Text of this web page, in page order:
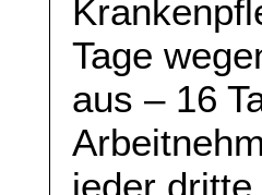
Tage
aus – 16
jeder